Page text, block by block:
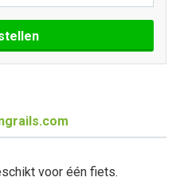
voor één fiets.